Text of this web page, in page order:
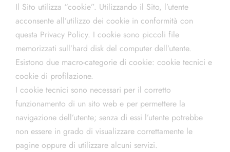
Il Sito utilizza “cookie”. Utilizzando il Sito, l’utente
acconsente all’utilizzo dei cookie in conformità con
questa Privacy Policy. I cookie sono piccoli file
memorizzati sull’hard disk del computer dell’utente.
Esistono due macro-categorie di cookie: cookie tecnici e
cookie di profilazione.
I cookie tecnici sono necessari per il corretto
funzionamento di un sito web e per permettere la
navigazione dell’utente; senza di essi l’utente potrebbe
non essere in grado di visualizzare correttamente le
pagine oppure di utilizzare alcuni servizi.